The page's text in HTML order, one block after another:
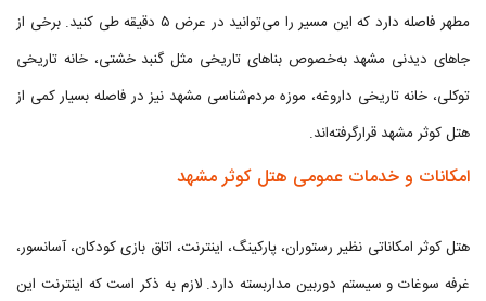
مطهر فاصله دارد که این مسیر را می‌توانید در عرض ۵ دقیقه طی کنید. برخی از
جاهای دیدنی مشهد به‌خصوص بناهای تاریخی مثل گنبد خشتی، خانه تاریخی
توکلی، خانه تاریخی داروغه، موزه مردم‌شناسی مشهد نیز در فاصله بسیار کمی از
هتل کوثر مشهد قرارگرفته‌اند.
امکانات و خدمات عمومی هتل کوثر مشهد
هتل کوثر امکاناتی نظیر رستوران، پارکینگ، اینترنت، اتاق بازی کودکان، آسانسور،
غرفه سوغات و سیستم دوربین مداربسته دارد. لازم به ذکر است که اینترنت این